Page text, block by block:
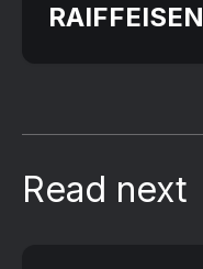
RAIFFEISEN
Read next